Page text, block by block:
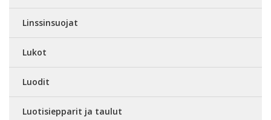
Linssinsuojat
Lukot
Luodit
Luotisiepparit ja taulut